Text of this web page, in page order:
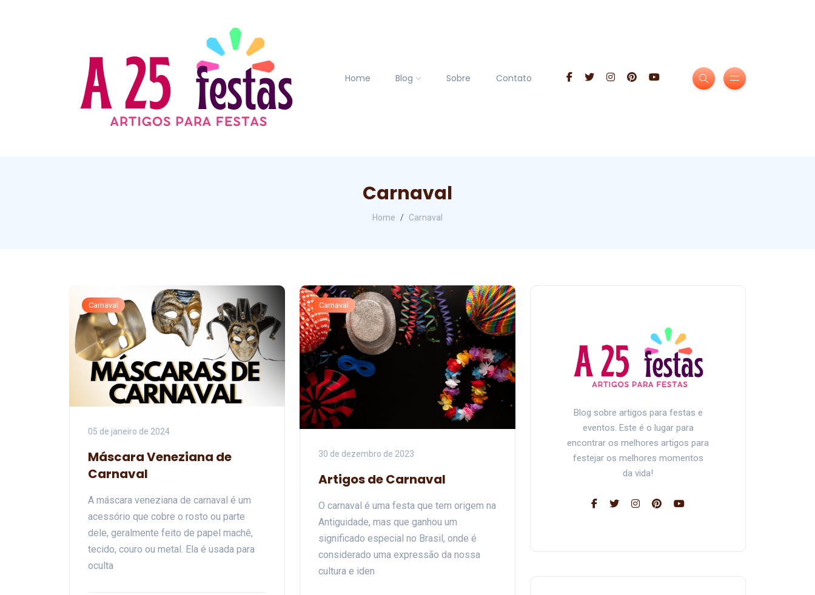
Home Blog Sobre Contato
Carnaval
Home Carnaval
Carnaval
05 de janeiro de 2024
Máscara Veneziana de
Carnaval
A máscara veneziana de carnaval é um
acessório que cobre o rosto ou parte
dele, geralmente feito de papel machê,
tecido, couro ou metal. Ela é usada para
oculta
Carnaval
30 de dezembro de 2023
Artigos de Carnaval
O carnaval é uma festa que tem origem na
Antiguidade, mas que ganhou um
significado especial no Brasil, onde é
considerado uma expressão da nossa
cultura e iden
Blog sobre artigos para festas e
eventos. Este é o lugar para
encontrar os melhores artigos para
festejar os melhores momentos
da vida!